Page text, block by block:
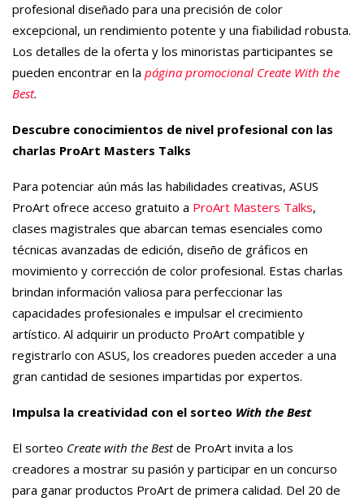
profesional diseñado para una precisión de color
excepcional, un rendimiento potente y una fiabilidad robusta.
Los detalles de la oferta y los minoristas participantes se
pueden encontrar en la página promocional Create With the
Best.
Descubre conocimientos de nivel profesional con las
charlas ProArt Masters Talks
Para potenciar aún más las habilidades creativas, ASUS
ProArt ofrece acceso gratuito a ProArt Masters Talks,
clases magistrales que abarcan temas esenciales como
técnicas avanzadas de edición, diseño de gráficos en
movimiento y corrección de color profesional. Estas charlas
brindan información valiosa para perfeccionar las
capacidades profesionales e impulsar el crecimiento
artístico. Al adquirir un producto ProArt compatible y
registrarlo con ASUS, los creadores pueden acceder a una
gran cantidad de sesiones impartidas por expertos.
Impulsa la creatividad con el sorteo With the Best
El sorteo Create with the Bestde ProArt invita a los
creadores a mostrar su pasión y participar en un concurso
para ganar productos ProArt de primera calidad. Del 20 de